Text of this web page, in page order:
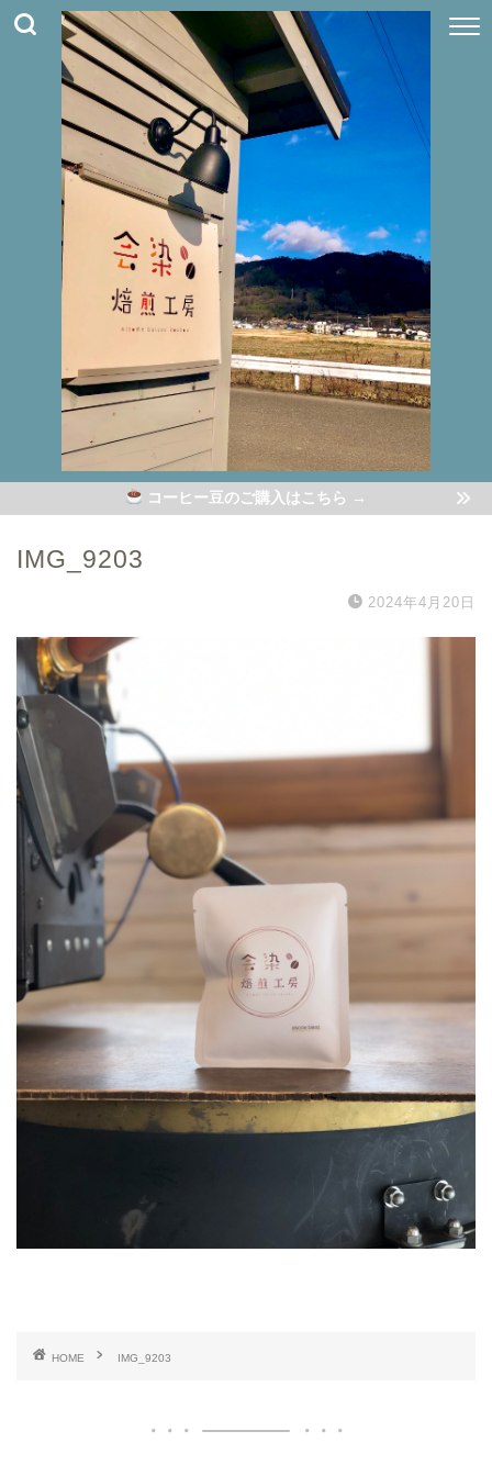
コーヒー豆のご購入はこちら →
IMG_9203
2024年4月20日
HOME IMG_9203